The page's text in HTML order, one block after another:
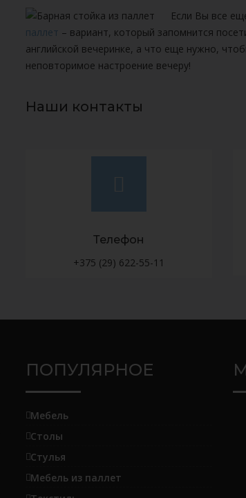
Если Вы все
паллет – вариант, который запомнится
английской вечеринке, а что еще нужно,
неповторимое настроение вечеру!
Наши контакты
Телефон
+375 (29) 622-55-11
ПОПУЛЯРНОЕ
Мебель
Столы
Стулья
Мебель из паллет